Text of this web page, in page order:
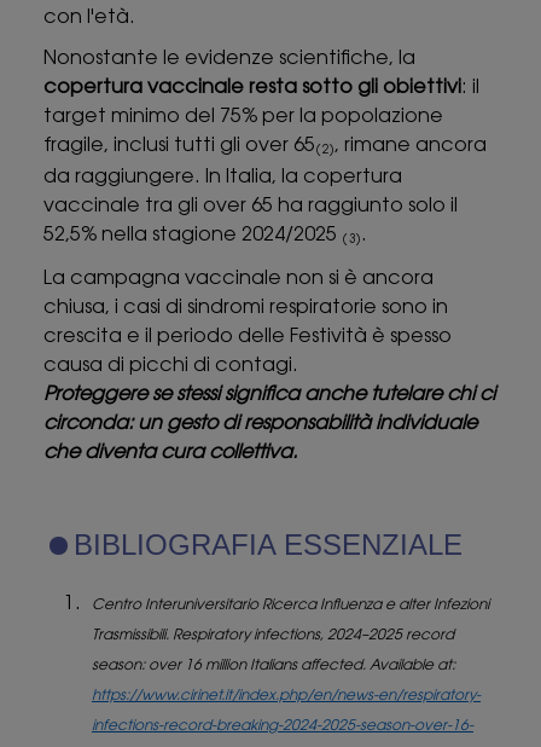
con l'età.
Nonostante le evidenze scientifiche, la
copertura vaccinale resta sotto gli obiettivi: il
target minimo del 75% per la popolazione
fragile, inclusi tutti gli over 65 (2) , rimane ancora
da raggiungere. In Italia, la copertura
vaccinale tra gli over 65 ha raggiunto solo il
52,5% nella stagione 2024/2025
(3) .
La campagna vaccinale non si è ancora
chiusa, i casi di sindromi respiratorie sono in
crescita e il periodo delle Festività è spesso
causa di picchi di contagi.
Proteggere se stessi significa anche tutelare chi ci
circonda: un gesto di responsabilità individuale
che diventa cura collettiva.
BIBLIOGRAFIA ESSENZIALE
Centro Interuniversitario Ricerca Influenza e alter Infezioni
Trasmissibili. Respiratory infections, 2024–2025 record
season: over 16 million Italians affected. Available at:
https://www.cirinet.it/index.php/en/news-en/respiratory-
infections-record-breaking-2024-2025-season-over-16-